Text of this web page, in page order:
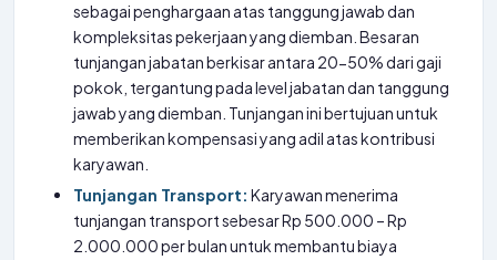
sebagai penghargaan atas tanggung jawab dan
kompleksitas pekerjaan yang diemban. Besaran
tunjangan jabatan berkisar antara 20-50% dari gaji
pokok, tergantung pada level jabatan dan tanggung
jawab yang diemban. Tunjangan ini bertujuan untuk
memberikan kompensasi yang adil atas kontribusi
karyawan.
Tunjangan Transport: Karyawan menerima
tunjangan transport sebesar Rp 500.000 – Rp
2.000.000 per bulan untuk membantu biaya